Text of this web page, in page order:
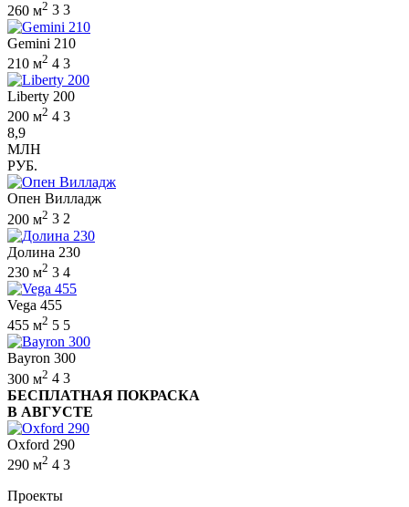
260 м2 3 3
Gemini 210
210 м2 4 3
Liberty 200
200 м2 4 3
8,9
МЛН
РУБ.
Опен Вилладж
200 м2 3 2
Долина 230
230 м2 3 4
Vega 455
455 м2 5 5
Bayron 300
300 м2 4 3
БЕСПЛАТНАЯ ПОКРАСКА
В АВГУСТЕ
Oxford 290
290 м2 4 3
Проекты